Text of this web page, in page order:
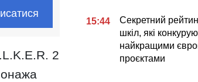
2
15:44
Секретний
шкіл, які
найкращими
проєктами